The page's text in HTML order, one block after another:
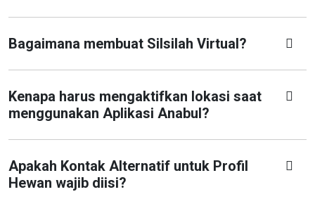
Bagaimana membuat Silsilah Virtual?
Kenapa harus mengaktifkan lokasi saat
menggunakan Aplikasi Anabul?
Apakah Kontak Alternatif untuk Profil
Hewan wajib diisi?